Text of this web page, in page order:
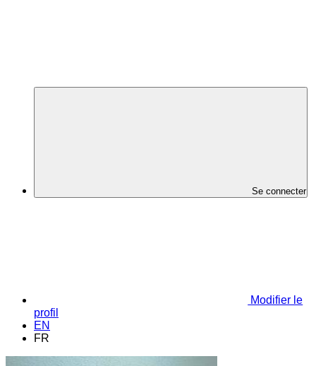
Se connecter
Modifier le
profil
EN
FR